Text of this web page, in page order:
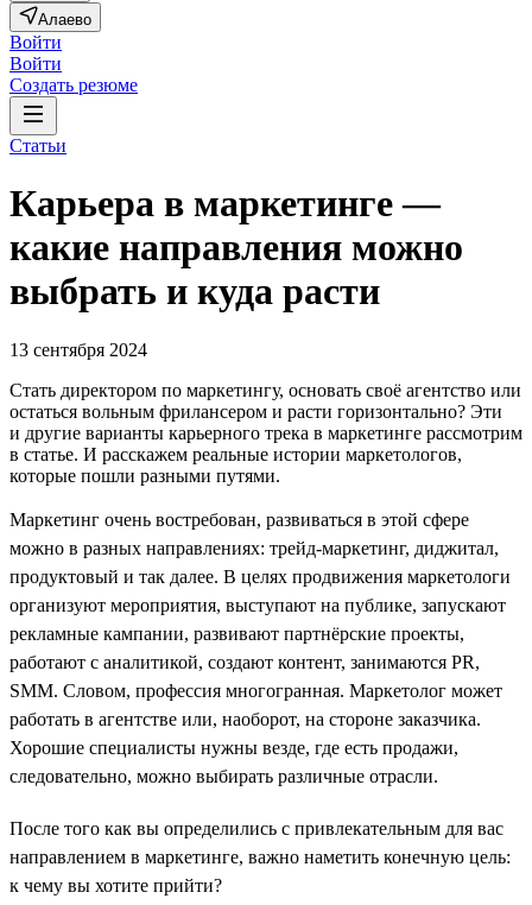
Алаево
Войти
Войти
Создать резюме
Статьи
Карьера в маркетинге —
какие направления можно
выбрать и куда расти
13 сентября 2024
Стать директором по маркетингу, основать своё агентство или
остаться вольным фрилансером и расти горизонтально? Эти
и другие варианты карьерного трека в маркетинге рассмотрим
в статье. И расскажем реальные истории маркетологов,
которые пошли разными путями.
Маркетинг очень востребован, развиваться в этой сфере
можно в разных направлениях: трейд-маркетинг, диджитал,
продуктовый и так далее. В целях продвижения маркетологи
организуют мероприятия, выступают на публике, запускают
рекламные кампании, развивают партнёрские проекты,
работают с аналитикой, создают контент, занимаются PR,
SMM. Словом, профессия многогранная. Маркетолог может
работать в агентстве или, наоборот, на стороне заказчика.
Хорошие специалисты нужны везде, где есть продажи,
следовательно, можно выбирать различные отрасли.
После того как вы определились с привлекательным для вас
направлением в маркетинге, важно наметить конечную цель:
к чему вы хотите прийти?